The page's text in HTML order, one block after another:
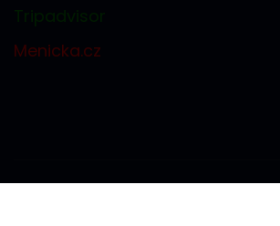
Tripadvisor
Menicka.cz